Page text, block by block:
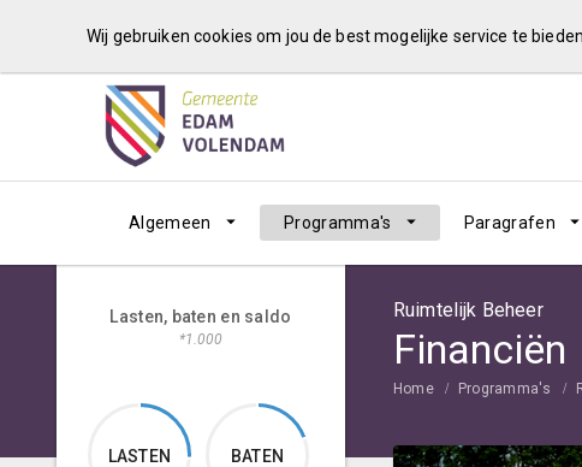
Algemeen Programma's Paragrafen
Ruimtelijk Beheer
Financiën
Home Programma's
Lasten, baten en saldo
*1.000
LASTEN BATEN
Wij gebruiken cookies om jou de best mogelijke service te